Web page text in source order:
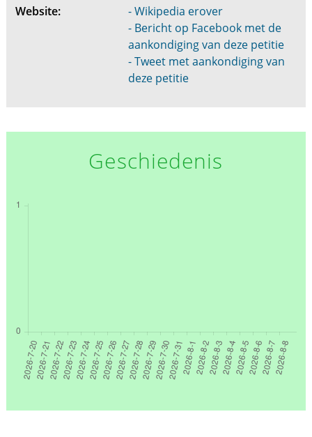
Website:
- Wikipedia erover
- Bericht op Facebook met de
aankondiging van deze petitie
- Tweet met aankondiging van
deze petitie
Geschiedenis